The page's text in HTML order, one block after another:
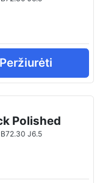
Peržiurėti
Polished
J6.5